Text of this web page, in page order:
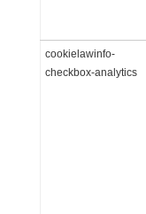
cookielawinfo-
checkbox-analytics